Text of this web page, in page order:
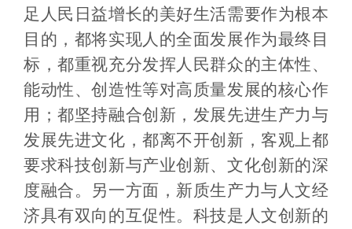
足人民日益增长的美好生活需要作为根本
目的，都将实现人的全面发展作为最终目
标，都重视充分发挥人民群众的主体性、
能动性、创造性等对高质量发展的核心作
用；都坚持融合创新，发展先进生产力与
发展先进文化，都离不开创新，客观上都
要求科技创新与产业创新、文化创新的深
度融合。另一方面，新质生产力与人文经
济具有双向的互促性。科技是人文创新的